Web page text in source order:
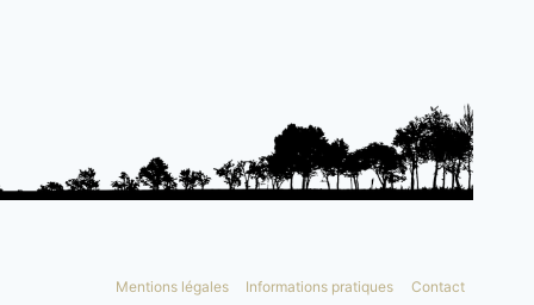
Mentions légales Informations pratiques Contact